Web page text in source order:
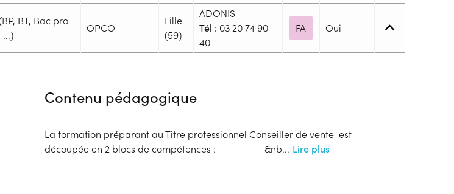
BT, Bac pro
OPCO
Lille
(59)
ADONIS
Tél : 03 20 74 90
40
FA Oui
Prérequis :
Aucun prérequis n'est demandé pour cette formation
En recherche d'emploi, Tout public
Réunions d'informations
Contenu pédagogique
La formation préparant au Titre professionnel Conseiller de vente est
découpée en 2 blocs de compétences : &nb... Lire plus